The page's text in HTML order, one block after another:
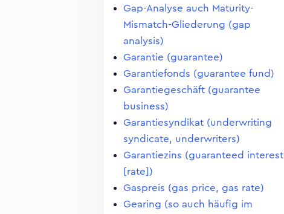
Gap-Analyse auch Maturity-
Mismatch-Gliederung (gap
analysis)
Garantie (guarantee)
Garantiefonds (guarantee fund)
Garantiegeschäft (guarantee
business)
Garantiesyndikat (underwriting
syndicate, underwriters)
Garantiezins (guaranteed interest
[rate])
Gaspreis (gas price, gas rate)
Gearing (so auch häufig im